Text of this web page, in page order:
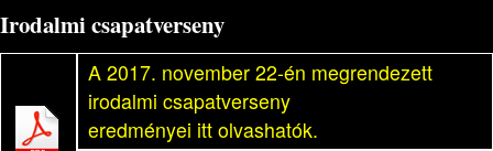
Irodalmi csapatverseny
A 2017. november 22-én megrendezett
irodalmi csapatverseny
eredményei itt olvashatók.